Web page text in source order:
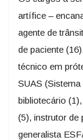
artífice –
agente de
de paciente
técnico em
SUAS
bibliotecário
(5), instrutor de
generalista